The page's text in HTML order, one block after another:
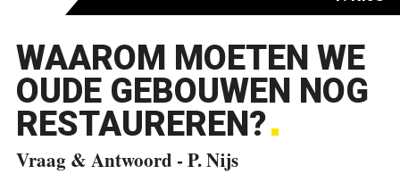
WAAROM MOETEN WE
OUDE GEBOUWEN NOG
RESTAUREREN?
Vraag & Antwoord - P. Nijs